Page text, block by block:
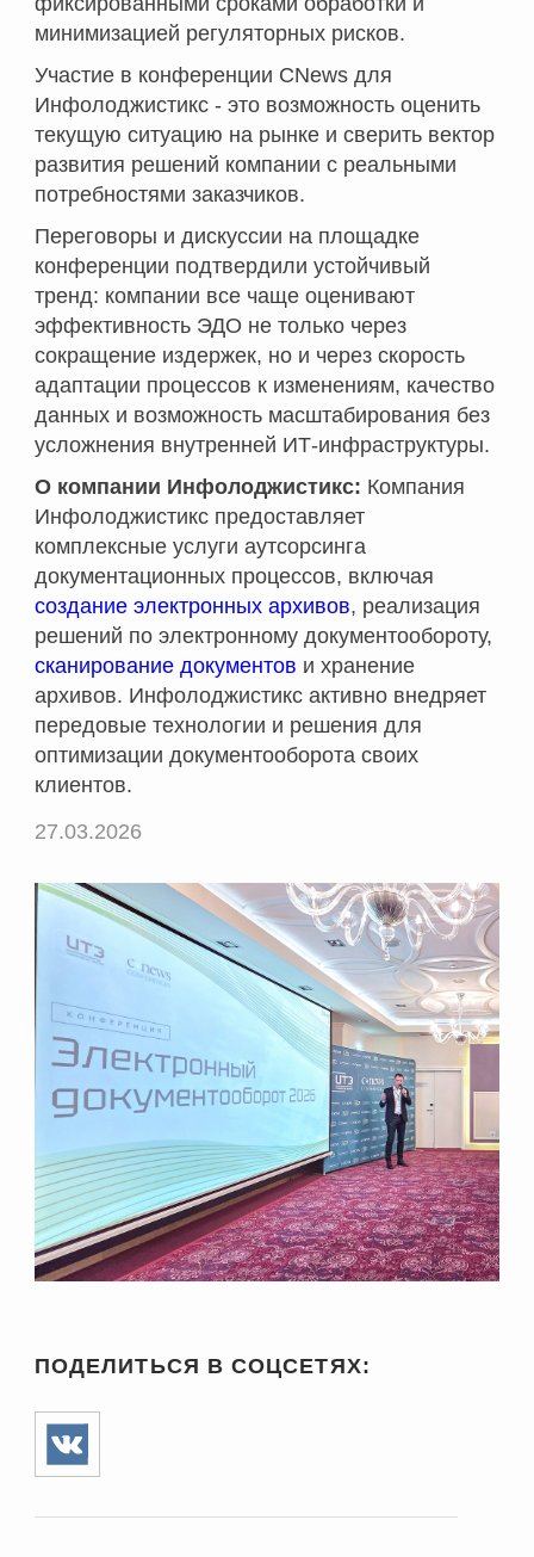
минимизацией регуляторных рисков.
Участие в конференции CNews для
Инфолоджистикс - это возможность оценить
текущую ситуацию на рынке и сверить вектор
развития решений компании с реальными
потребностями заказчиков.
Переговоры и дискуссии на площадке
конференции подтвердили устойчивый
тренд: компании все чаще оценивают
эффективность ЭДО не только через
сокращение издержек, но и через скорость
адаптации процессов к изменениям, качество
данных и возможность масштабирования без
усложнения внутренней ИТ-инфраструктуры.
О компании Инфолоджистикс: Компания
Инфолоджистикс предоставляет
комплексные услуги аутсорсинга
документационных процессов, включая
создание электронных архивов, реализация
решений по электронному документообороту,
сканирование документов и хранение
архивов. Инфолоджистикс активно внедряет
передовые технологии и решения для
оптимизации документооборота своих
клиентов.
27.03.2026
ПОДЕЛИТЬСЯ В СОЦСЕТЯХ: